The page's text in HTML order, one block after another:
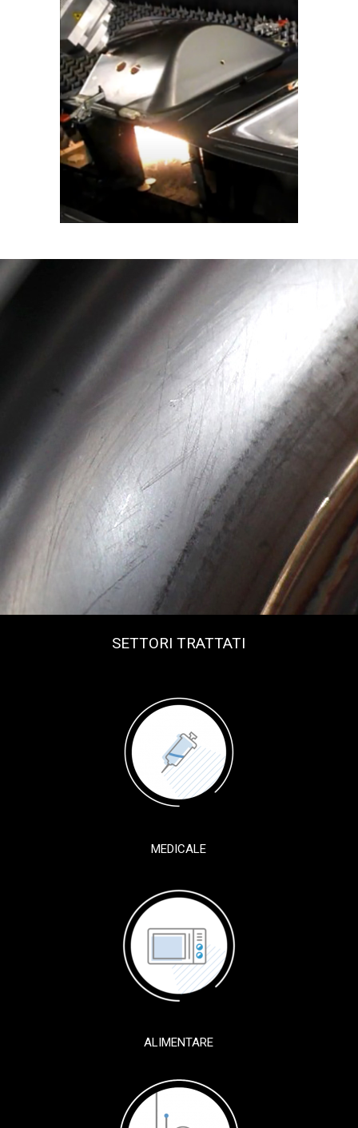
SETTORI TRATTATI
MEDICALE
ALIMENTARE